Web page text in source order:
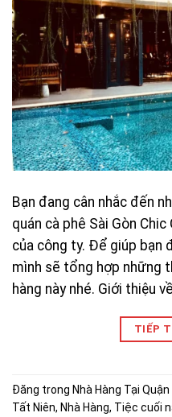
Bạn đang cân nhắc đến
quán cà phê Sài Gòn
của công ty. Để giúp bạn
mình sẽ tổng hợp những
hàng này nhé. Giới thiệu
TIẾP
Đăng trong Nhà Hàng Tại Quận
Tất Niên, Nhà Hàng, Tiệc cuối